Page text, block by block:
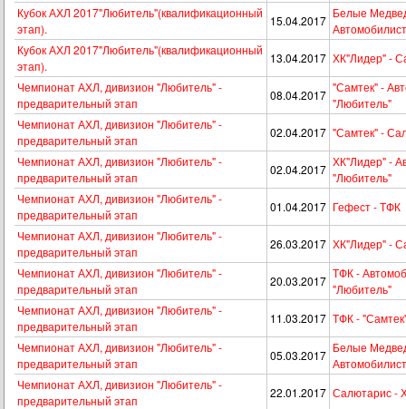
Кубок АХЛ 2017"Любитель"(квалификационный
этап).
15.04.2017
Белые
Кубок АХЛ 2017"Любитель"(квалификационный
этап).
13.04.2017 ХК"Лидер" -
Чемпионат АХЛ, дивизион "Любитель" -
предварительный этап
08.04.2017
"Самтек" -
"Любитель"
Чемпионат АХЛ, дивизион "Любитель" -
предварительный этап
02.04.2017 "Самтек" -
Чемпионат АХЛ, дивизион "Любитель" -
предварительный этап
02.04.2017
ХК"Лидер" -
"Любитель"
Чемпионат АХЛ, дивизион "Любитель" -
предварительный этап
01.04.2017 Гефест - ТФК
Чемпионат АХЛ, дивизион "Любитель" -
предварительный этап
26.03.2017 ХК"Лидер" -
Чемпионат АХЛ, дивизион "Любитель" -
предварительный этап
20.03.2017
ТФК -
"Любитель"
Чемпионат АХЛ, дивизион "Любитель" -
предварительный этап
11.03.2017 ТФК -
Чемпионат АХЛ, дивизион "Любитель" -
предварительный этап
05.03.2017
Белые
Чемпионат АХЛ, дивизион "Любитель" -
предварительный этап
22.01.2017 Салютарис -